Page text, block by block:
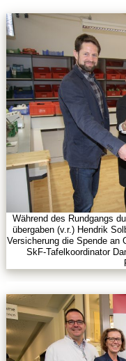
Während des Rundgangs
übergaben (v.r.) Hendrik
Versicherung die Spende an
SkF-Tafelkoordinator